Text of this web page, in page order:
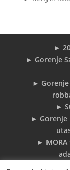
►
► Gorenje
►
►
► Gorenje
►